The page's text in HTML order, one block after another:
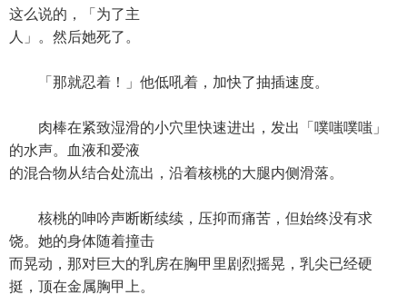
这么说的，「为了主
人」。然后她死了。
「那就忍着！」他低吼着，加快了抽插速度。
肉棒在紧致湿滑的小穴里快速进出，发出「噗嗤噗嗤」
的水声。血液和爱液
的混合物从结合处流出，沿着核桃的大腿内侧滑落。
核桃的呻吟声断断续续，压抑而痛苦，但始终没有求
饶。她的身体随着撞击
而晃动，那对巨大的乳房在胸甲里剧烈摇晃，乳尖已经硬
挺，顶在金属胸甲上。